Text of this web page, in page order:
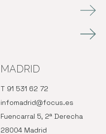
MADRID
T 91 531 62 72
infomadrid@focus.es
Fuencarral 5, 2ª Derecha
28004 Madrid